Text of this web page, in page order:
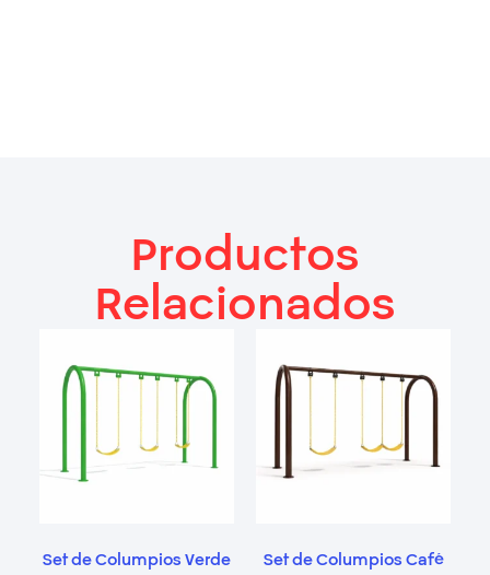
Productos
Relacionados
Set de Columpios Verde Set de Columpios Café